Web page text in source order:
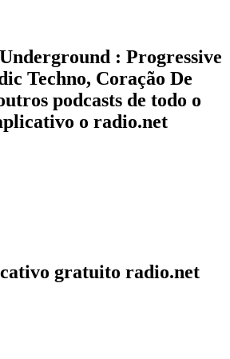
: Progressive
Techno, Coração De
podcasts de todo o
o radio.net
gratuito radio.net